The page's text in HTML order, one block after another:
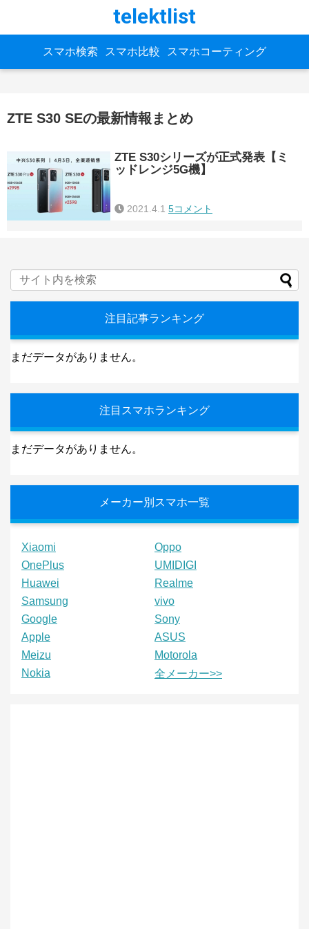
telektlist
スマホ検索 スマホ比較 スマホコーティング
ZTE S30 SEの最新情報まとめ
ZTE S30シリーズが正式発表【ミ
ッドレンジ5G機】
2021.4.1 5コメント
注目記事ランキング
まだデータがありません。
注目スマホランキング
まだデータがありません。
メーカー別スマホ一覧
Xiaomi
Oppo
OnePlus
UMIDIGI
Huawei
Realme
Samsung
vivo
Google
Sony
Apple
ASUS
Meizu
Motorola
Nokia
全メーカー>>